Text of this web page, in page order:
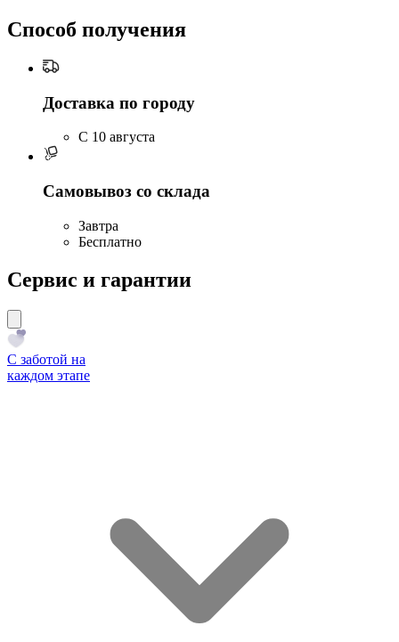
Способ получения
Доставка по городу
C 10 августа
Самовывоз со склада
Завтра
Бесплатно
Сервис и гарантии
С заботой на
каждом этапе